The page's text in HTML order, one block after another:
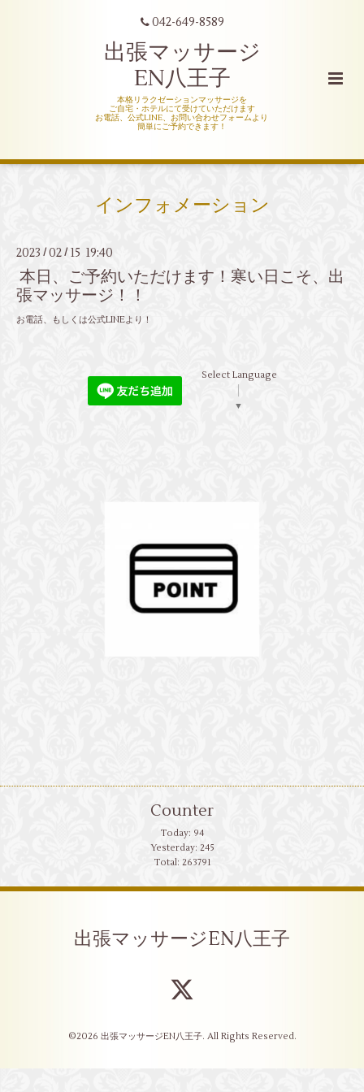
042-649-8589
出張マッサージ
EN八王子
本格リラクゼーションマッサージを
ご自宅・ホテルにて受けていただけます
お電話、公式LINE、お問い合わせフォームより
簡単にご予約できます！
インフォメーション
2023 / 02 / 15 19:40
本日、ご予約いただけます！寒い日こそ、出
張マッサージ！！
お電話、もしくは公式LINEより！
Select Language
▼
Counter
Today: 94
Yesterday: 245
Total: 263791
出張マッサージEN八王子
©2026 出張マッサージEN八王子. All Rights Reserved.